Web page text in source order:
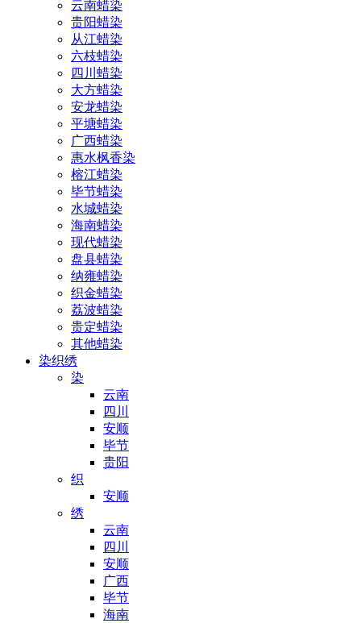
云南蜡染
贵阳蜡染
从江蜡染
六枝蜡染
四川蜡染
大方蜡染
安龙蜡染
平塘蜡染
广西蜡染
惠水枫香染
榕江蜡染
毕节蜡染
水城蜡染
海南蜡染
现代蜡染
盘县蜡染
纳雍蜡染
织金蜡染
荔波蜡染
贵定蜡染
其他蜡染
染织绣
染
云南
四川
安顺
毕节
贵阳
织
安顺
绣
云南
四川
安顺
广西
毕节
海南